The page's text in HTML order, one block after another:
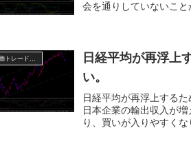
会を通りしていないこ
日経平均が再浮上
い。
日経平均が再浮上する
日本企業の輸出収入が
り、買いが入りやすく